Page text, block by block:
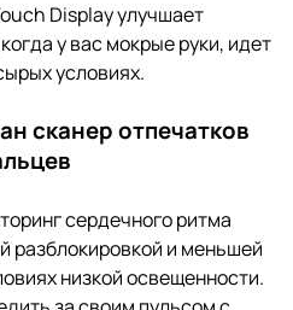
Display улучшает
у вас мокрые руки, идет
условиях.
сканер отпечатков
сердечного ритма
разблокировкой и меньшей
низкой освещенности.